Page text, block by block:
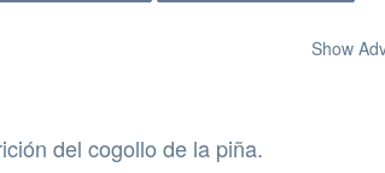
Show
del cogollo de la piña.